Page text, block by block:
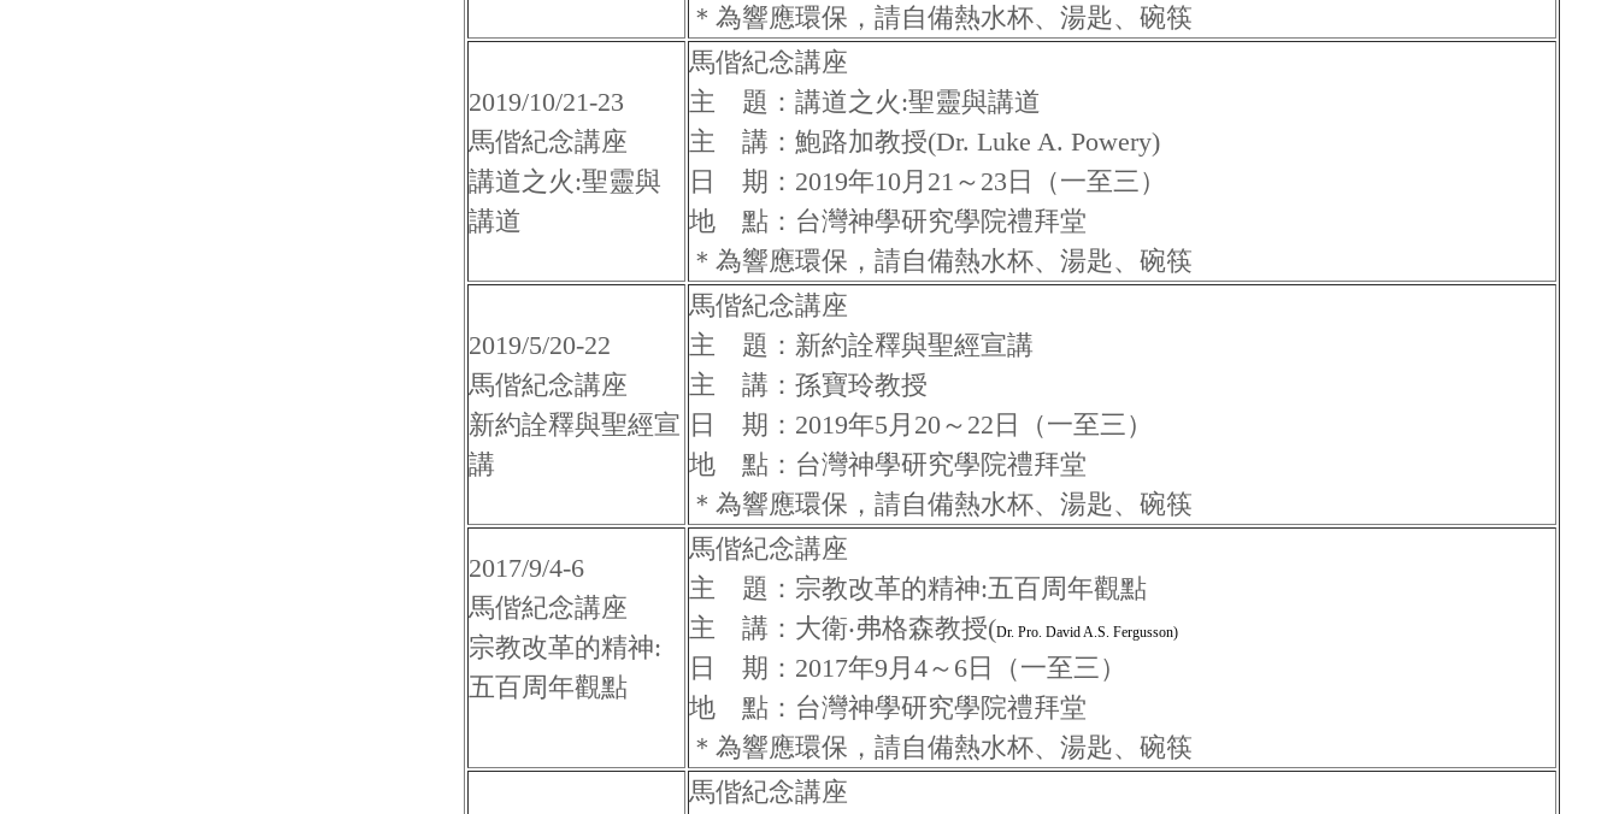
＊為響應環保，請自備熱水杯、湯匙、碗筷
2019/10/21-23
馬偕紀念講座
講道之火:聖靈與
講道
馬偕紀念講座
主 題：講道之火:聖靈與講道
主 講：鮑路加教授(Dr. Luke A. Powery)
日 期：2019年10月21～23日（一至三）
地 點：台灣神學研究學院禮拜堂
＊為響應環保，請自備熱水杯、湯匙、碗筷
2019/5/20-22
馬偕紀念講座
新約詮釋與聖經宣
講
馬偕紀念講座
主 題：新約詮釋與聖經宣講
主 講：孫寶玲教授
日 期：2019年5月20～22日（一至三）
地 點：台灣神學研究學院禮拜堂
＊為響應環保，請自備熱水杯、湯匙、碗筷
2017/9/4-6
馬偕紀念講座
宗教改革的精神:
五百周年觀點
馬偕紀念講座
主 題：宗教改革的精神:五百周年觀點
主 講：大衛‧弗格森教授(Dr. Pro. David A.S. Fergusson)
日 期：2017年9月4～6日（一至三）
地 點：台灣神學研究學院禮拜堂
＊為響應環保，請自備熱水杯、湯匙、碗筷
馬偕紀念講座